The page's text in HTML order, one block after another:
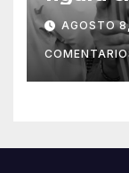
Lionel
AGOSTO